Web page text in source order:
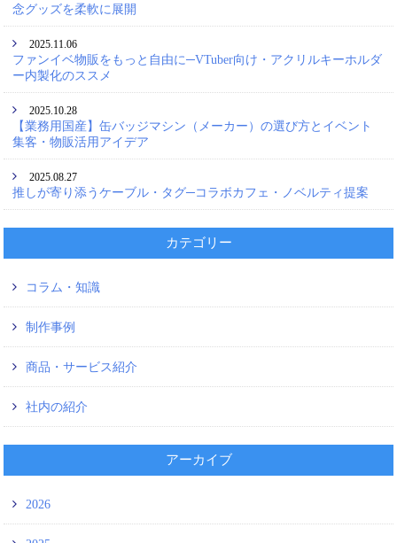
念グッズを柔軟に展開
2025.11.06
ファンイベ物販をもっと自由に─VTuber向け・アクリルキーホルダ
ー内製化のススメ
2025.10.28
【業務用国産】缶バッジマシン（メーカー）の選び方とイベント
集客・物販活用アイデア
2025.08.27
推しが寄り添うケーブル・タグ─コラボカフェ・ノベルティ提案
カテゴリー
コラム・知識
制作事例
商品・サービス紹介
社内の紹介
アーカイブ
2026